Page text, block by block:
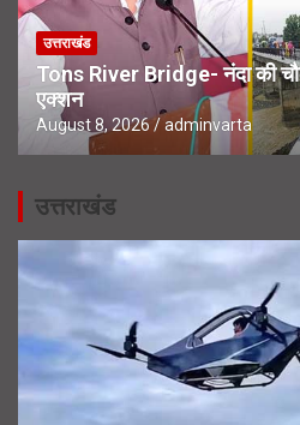
उत्तराखंड
Tons River Bridge- नंदा की
एक्शन
August 8, 2026 adminvarta
उत्तराखंड